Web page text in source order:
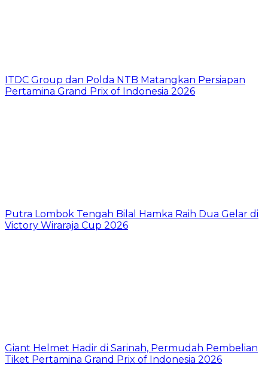
ITDC Group dan Polda NTB Matangkan Persiapan
Pertamina Grand Prix of Indonesia 2026
Putra Lombok Tengah Bilal Hamka Raih Dua Gelar di
Victory Wiraraja Cup 2026
Giant Helmet Hadir di Sarinah, Permudah Pembelian
Tiket Pertamina Grand Prix of Indonesia 2026